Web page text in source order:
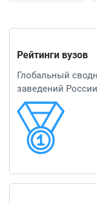
Рейтинги вузов
Глобальный
заведений России